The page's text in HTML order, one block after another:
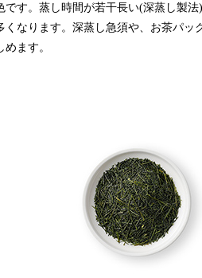
です。蒸し時間が若干長い(深蒸し製
くなります。深蒸し急須や、お茶パッ
めます。